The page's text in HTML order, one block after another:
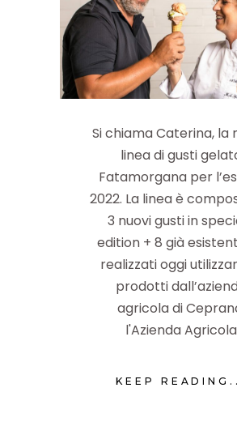
Si chiama Caterina, la
linea di gusti
Fatamorgana per
2022. La linea è
3 nuovi gusti in
edition + 8 già
realizzati oggi
prodotti
agricola di
l'Azienda Agricola
KEEP